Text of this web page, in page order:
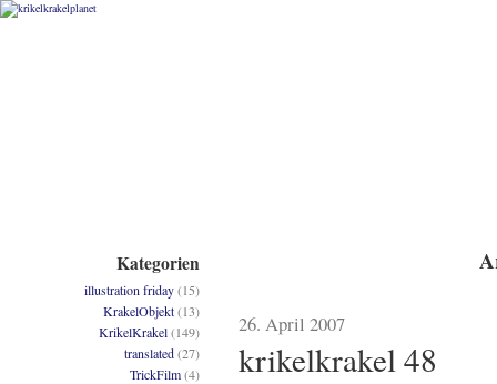
26. April 2007
krikelkrakel 48
Kategorien
illustration friday(15)
KrakelObjekt(13)
KrikelKrakel(149)
translated(27)
TrickFilm(4)